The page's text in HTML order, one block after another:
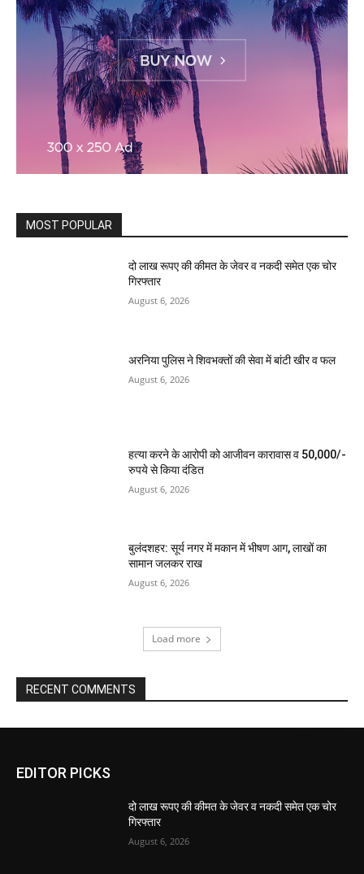
MOST POPULAR
दो लाख रूपए की कीमत के जेवर व नकदी समेत एक चोर
गिरफ्तार
August 6, 2026
अरनिया पुलिस ने शिवभक्तों की सेवा में बांटी खीर व फल
August 6, 2026
हत्या करने के आरोपी को आजीवन कारावास व 50,000/-
रुपये से किया दंडित
August 6, 2026
बुलंदशहर: सूर्य नगर में मकान में भीषण आग, लाखों का
सामान जलकर राख
August 6, 2026
Load more
RECENT COMMENTS
EDITOR PICKS
दो लाख रूपए की कीमत के जेवर व नकदी समेत एक चोर
गिरफ्तार
August 6, 2026